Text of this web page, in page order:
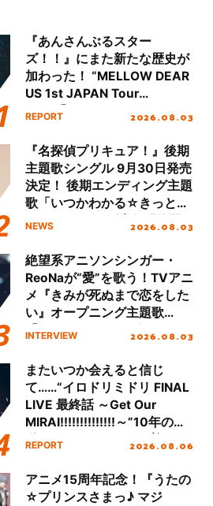
『あんさんぶるスター
ズ！！』にまた新たな歴史が
加わった！ “MELLOW DEAR
US 1st JAPAN Tour
Final「NICE to meet YOU
ート!!
REPORT 2026.08.03
『名探偵プリキュア！』後期
主題歌シングル 9月30日発売
決定！ 後期エンディング主題
歌「いつかわかる☆きっとあ
える」TVサイズ先行配信開
NEWS 2026.08.03
絶望系アニソンシンガー・
ReoNaが“愛”を歌う！TVアニ
メ『きみが死ぬまで恋をした
い』オープニング主題歌
「Amore」インタビュー
INTERVIEW 2026.08.03
またいつか会えると信じ
て……“イロドリミドリ FINAL
LIVE 最終話 ～Get Our
MIRAI!!!!!!!!!!!!!!～”10年の活
動を経てファイナルを迎える
REPORT 2026.08.06
アニメ15周年記念！『うたの
☆プリンスさまっ♪ マジ